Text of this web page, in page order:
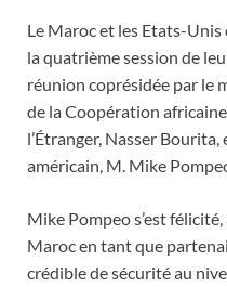
Le Maroc et les Etats-
la quatrième session de
réunion coprésidée par le
de la Coopération
l’Étranger, Nasser Bourita,
américain, M. Mike
Mike Pompeo s’est
Maroc en tant que
crédible de sécurité au